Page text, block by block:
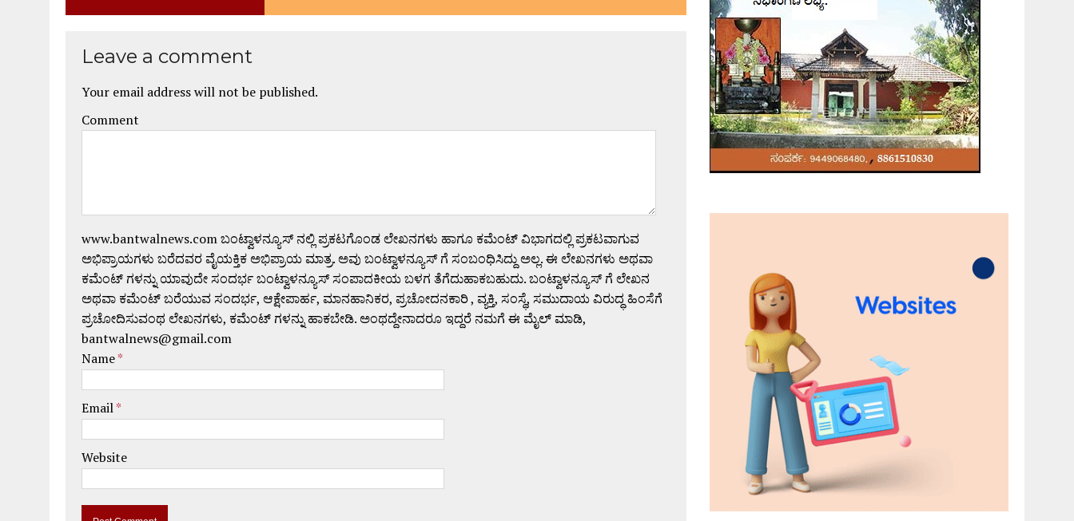
Leave a comment
Your email address will not be published.
Comment
www.bantwalnews.com ಬಂಟ್ವಾಳನ್ಯೂಸ್ ನಲ್ಲಿ ಪ್ರಕಟಗೊಂಡ ಲೇಖನಗಳು ಹಾಗೂ ಕಮೆಂಟ್ ವಿಭಾಗದಲ್ಲಿ ಪ್ರಕಟವಾಗುವ
ಅಭಿಪ್ರಾಯಗಳು ಬರೆದವರ ವೈಯಕ್ತಿಕ ಅಭಿಪ್ರಾಯ ಮಾತ್ರ. ಅವು ಬಂಟ್ವಾಳನ್ಯೂಸ್ ಗೆ ಸಂಬಂಧಿಸಿದ್ದು ಅಲ್ಲ. ಈ ಲೇಖನಗಳು ಅಥವಾ
ಕಮೆಂಟ್ ಗಳನ್ನು ಯಾವುದೇ ಸಂದರ್ಭ ಬಂಟ್ವಾಳನ್ಯೂಸ್ ಸಂಪಾದಕೀಯ ಬಳಗ ತೆಗೆದುಹಾಕಬಹುದು. ಬಂಟ್ವಾಳನ್ಯೂಸ್ ಗೆ ಲೇಖನ
ಅಥವಾ ಕಮೆಂಟ್ ಬರೆಯುವ ಸಂದರ್ಭ, ಆಕ್ಷೇಪಾರ್ಹ, ಮಾನಹಾನಿಕರ, ಪ್ರಚೋದನಕಾರಿ , ವ್ಯಕ್ತಿ, ಸಂಸ್ಥೆ, ಸಮುದಾಯ ವಿರುದ್ಧ ಹಿಂಸೆಗೆ
ಪ್ರಚೋದಿಸುವಂಥ ಲೇಖನಗಳು, ಕಮೆಂಟ್ ಗಳನ್ನು ಹಾಕಬೇಡಿ. ಅಂಥದ್ದೇನಾದರೂ ಇದ್ದರೆ ನಮಗೆ ಈ ಮೈಲ್ ಮಾಡಿ,
bantwalnews@gmail.com
Name*
Email*
Website